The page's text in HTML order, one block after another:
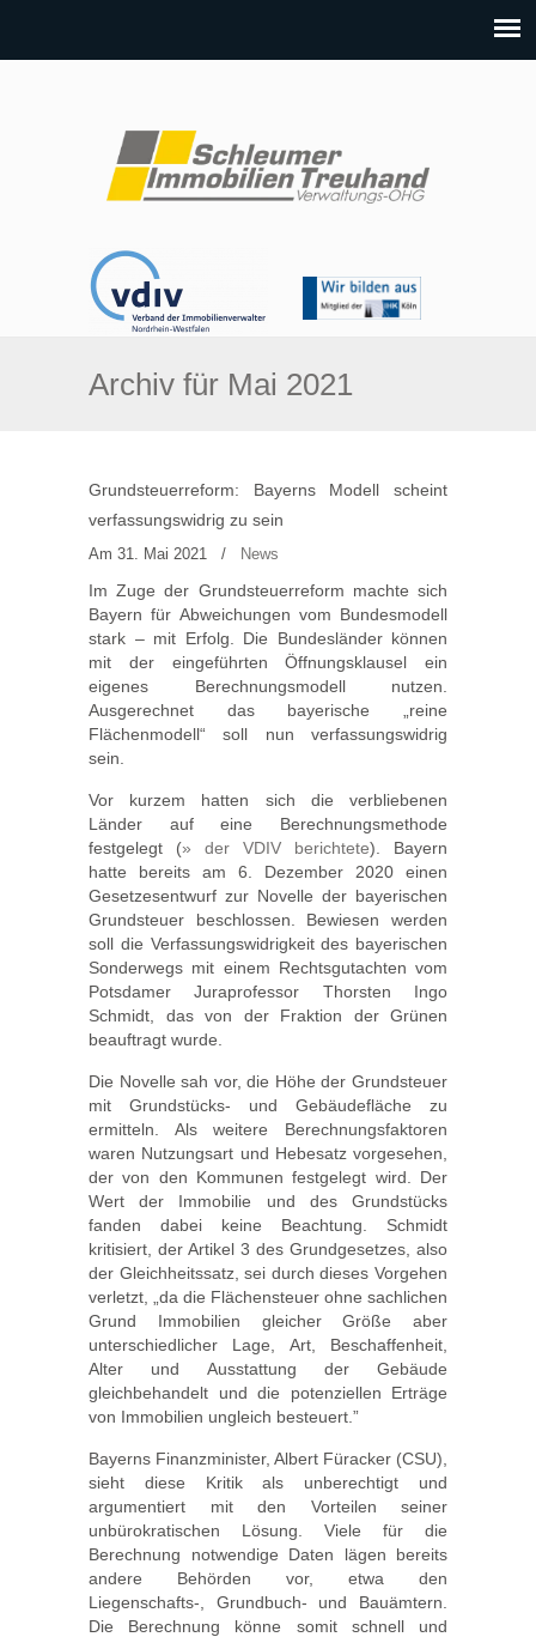
Archiv für Mai 2021
Grundsteuerreform: Bayerns Modell scheint
verfassungswidrig zu sein
Am 31. Mai 2021 / News
Im Zuge der Grundsteuerreform machte sich
Bayern für Abweichungen vom Bundesmodell
stark – mit Erfolg. Die Bundesländer können
mit der eingeführten Öffnungsklausel ein
eigenes Berechnungsmodell nutzen.
Ausgerechnet das bayerische „reine
Flächenmodell“ soll nun verfassungswidrig
sein.
Vor kurzem hatten sich die verbliebenen
Länder auf eine Berechnungsmethode
festgelegt (» der VDIV berichtete). Bayern
hatte bereits am 6. Dezember 2020 einen
Gesetzesentwurf zur Novelle der bayerischen
Grundsteuer beschlossen. Bewiesen werden
soll die Verfassungswidrigkeit des bayerischen
Sonderwegs mit einem Rechtsgutachten vom
Potsdamer Juraprofessor Thorsten Ingo
Schmidt, das von der Fraktion der Grünen
beauftragt wurde.
Die Novelle sah vor, die Höhe der Grundsteuer
mit Grundstücks- und Gebäudefläche zu
ermitteln. Als weitere Berechnungsfaktoren
waren Nutzungsart und Hebesatz vorgesehen,
der von den Kommunen festgelegt wird. Der
Wert der Immobilie und des Grundstücks
fanden dabei keine Beachtung. Schmidt
kritisiert, der Artikel 3 des Grundgesetzes, also
der Gleichheitssatz, sei durch dieses Vorgehen
verletzt, „da die Flächensteuer ohne sachlichen
Grund Immobilien gleicher Größe aber
unterschiedlicher Lage, Art, Beschaffenheit,
Alter und Ausstattung der Gebäude
gleichbehandelt und die potenziellen Erträge
von Immobilien ungleich besteuert.”
Bayerns Finanzminister, Albert Füracker (CSU),
sieht diese Kritik als unberechtigt und
argumentiert mit den Vorteilen seiner
unbürokratischen Lösung. Viele für die
Berechnung notwendige Daten lägen bereits
andere Behörden vor, etwa den
Liegenschafts-, Grundbuch- und Bauämtern.
Die Berechnung könne somit schnell und